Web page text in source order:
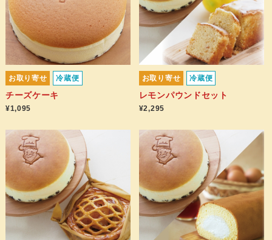
お取り寄せ 冷蔵便
チーズケーキ
¥1,095
お取り寄せ 冷蔵便
レモンパウンドセット
¥2,295